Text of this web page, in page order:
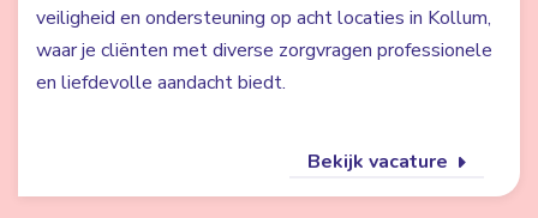
veiligheid en ondersteuning op acht locaties in Kollum,
waar je cliënten met diverse zorgvragen professionele
en liefdevolle aandacht biedt.
Bekijk vacature